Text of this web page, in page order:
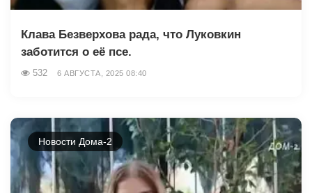
Клава Безверхова рада, что Луковкин
заботится о её псе.
532 6 АВГУСТА, 2025 08:40
Новости Дома-2